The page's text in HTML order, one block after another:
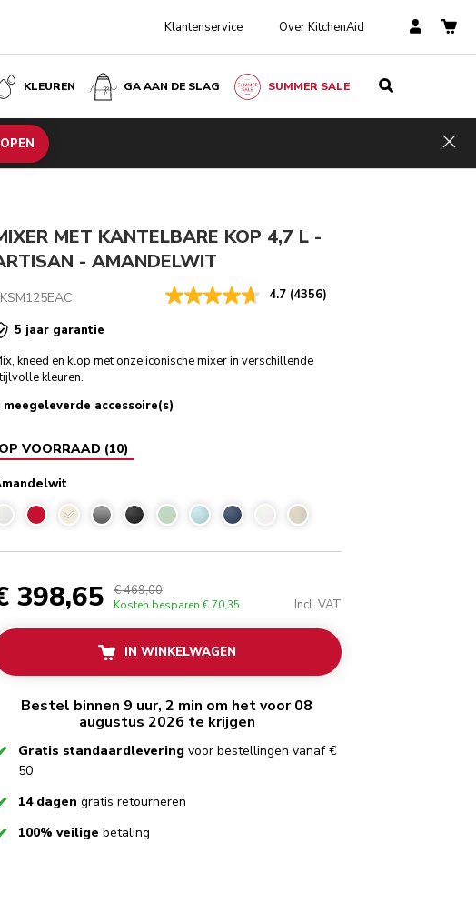
Klantenservice Over KitchenAid
KLEUREN GA AAN DE SLAG SUMMER SALE
Beoordelingen
MET KANTELBARE KOP 4,7 L -
- AMANDELWIT
4.7 (4356)
5 jaar garantie
kneed en klop met onze iconische mixer in verschillende
kleuren.
meegeleverde accessoire(s)
OP VOORRAAD (10)
Amandelwit
398,65 € 469,00
Kosten besparen € 70,35 Incl. VAT
IN WINKELWAGEN
Bestel binnen 9 uur, 2 min om het voor 08
augustus 2026 te krijgen
Gratis standaardlevering voor bestellingen vanaf €
50
14 dagen gratis retourneren
100% veilige betaling